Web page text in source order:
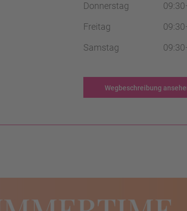
Donnerstag
Freitag
Samstag
Wegbeschreibung